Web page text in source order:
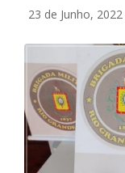
23 de Junho, 2022